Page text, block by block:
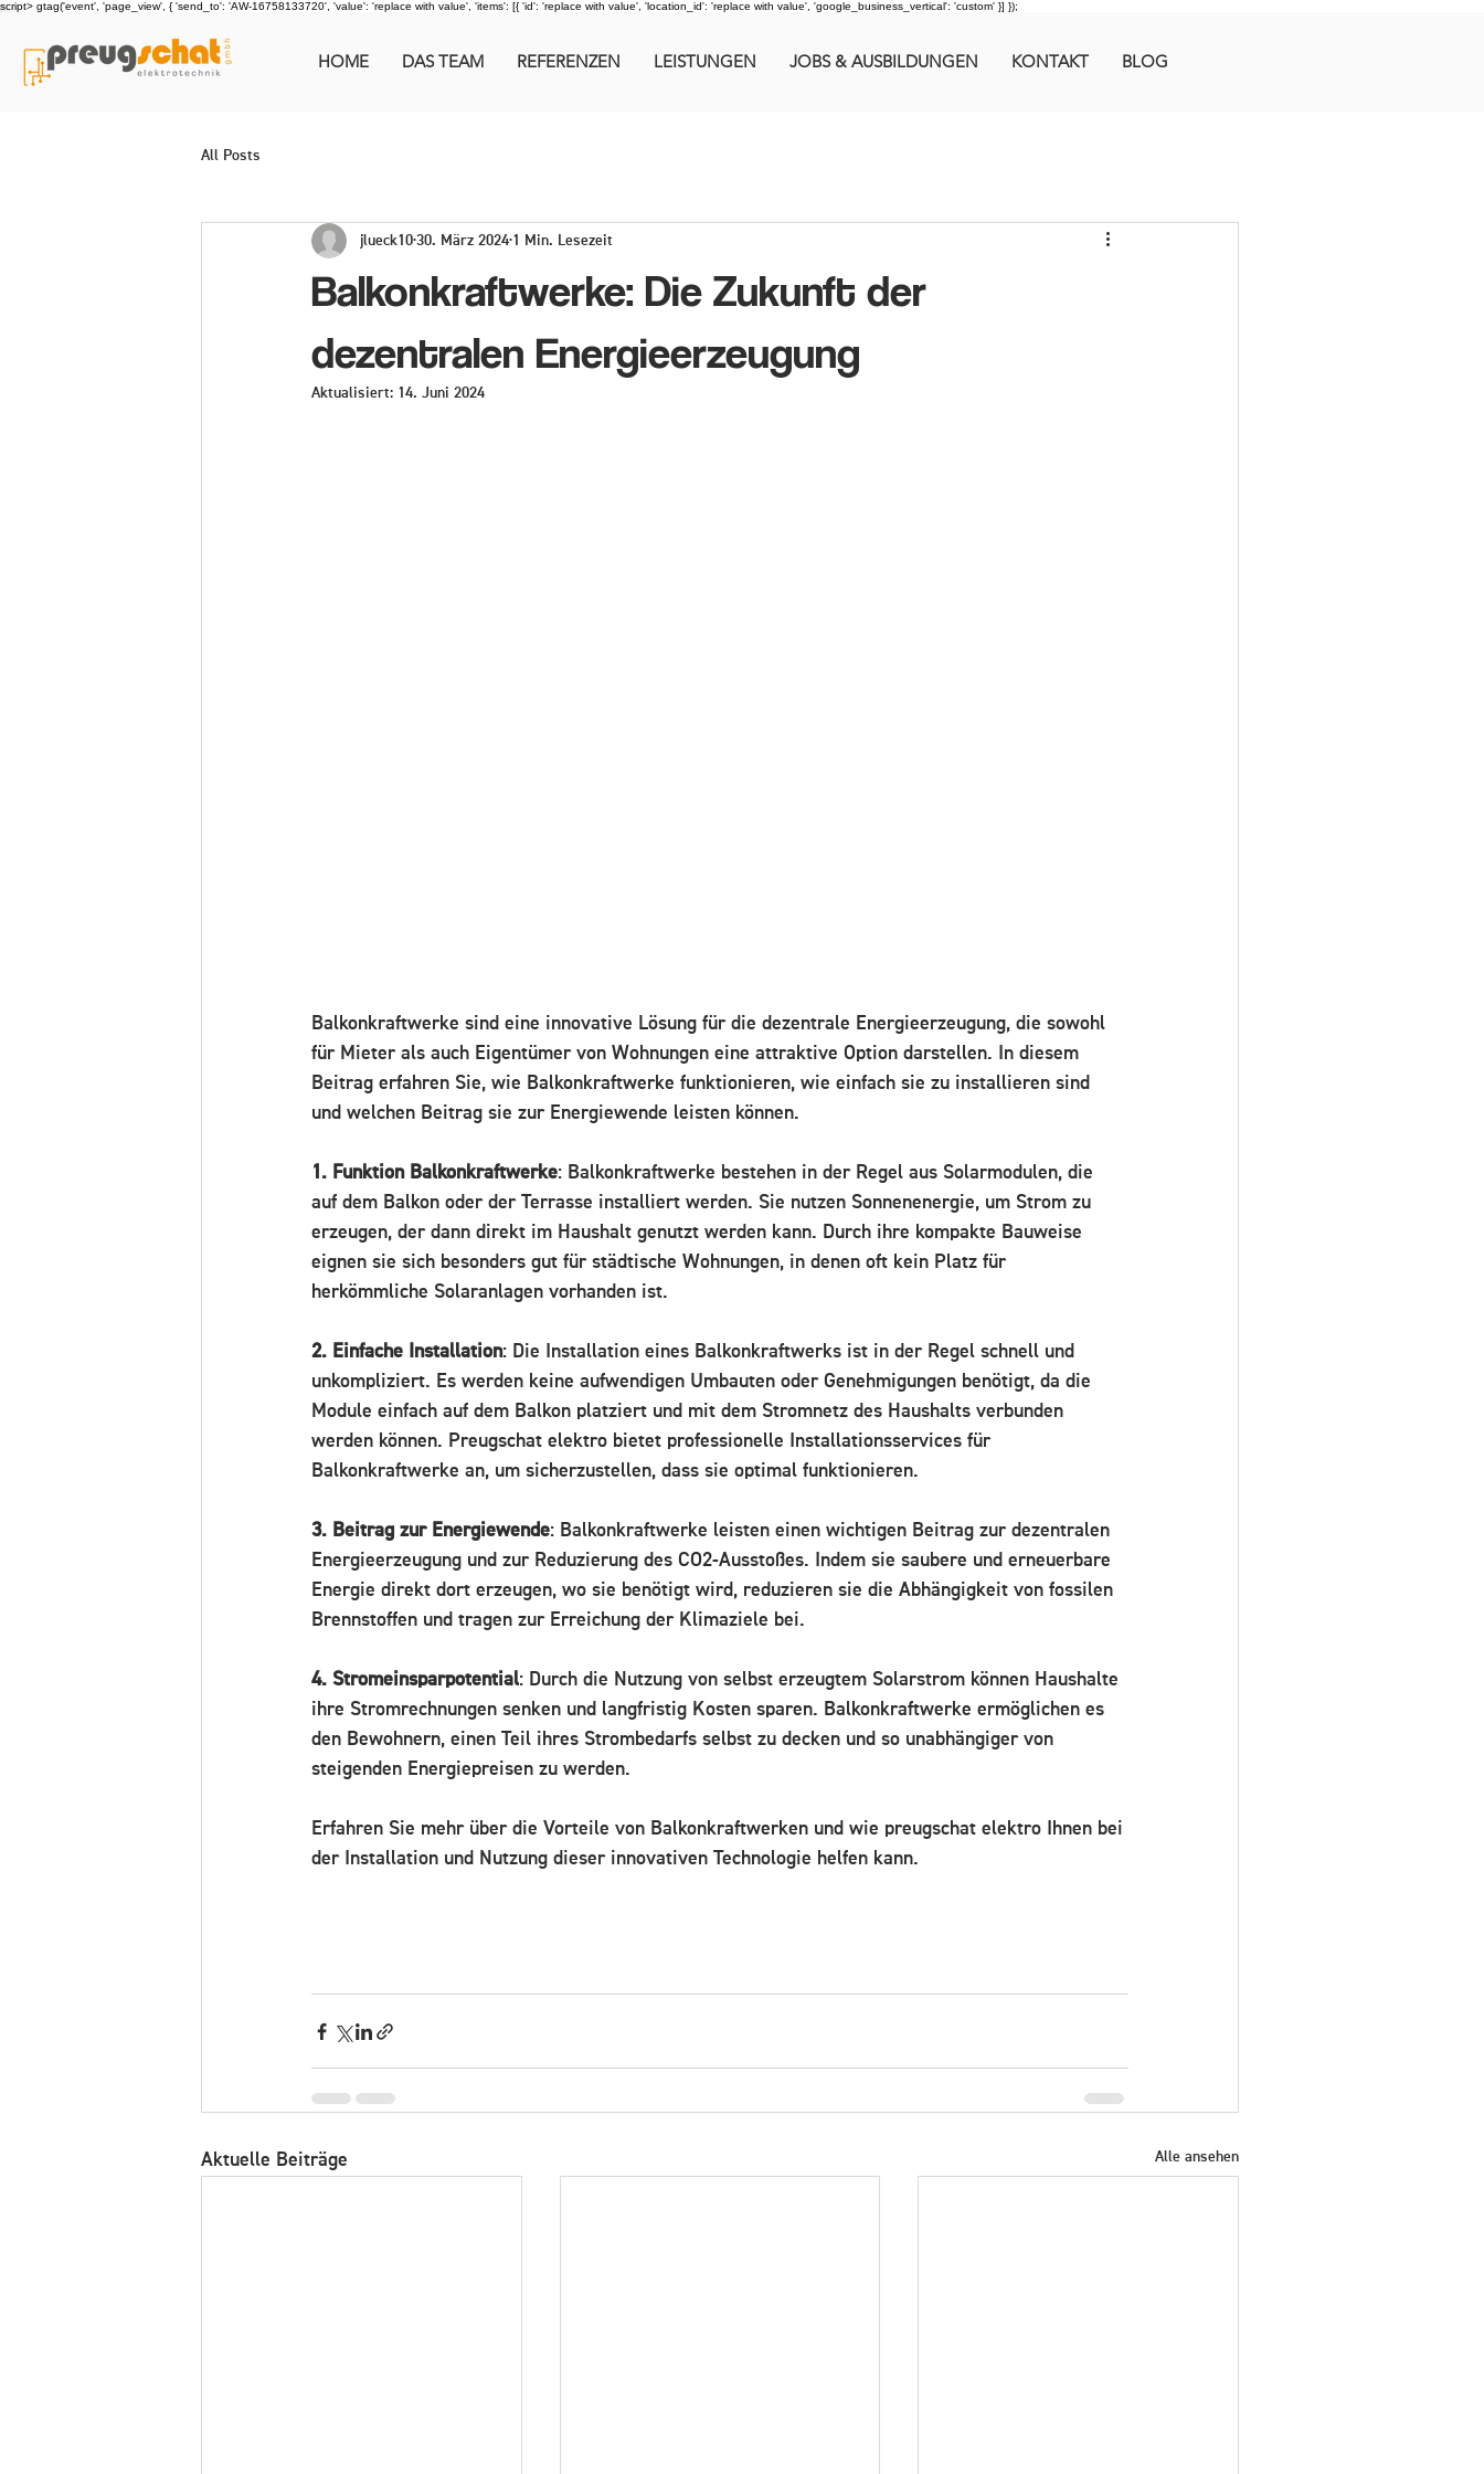
script> gtag('event', 'page_view', { 'send_to': 'AW-16758133720', 'value': 'replace with value', 'items': [{ 'id': 'replace with value', 'location_id': 'replace with value', 'google_business_vertical': 'custom' }] });
HOME DAS TEAM REFERENZEN LEISTUNGEN JOBS & AUSBILDUNGEN KONTAKT BLOG
All Posts
Balkonkraftwerke: Die Zukunft der
dezentralen Energieerzeugung
jlueck10 30. März 2024 1 Min. Lesezeit
Aktualisiert: 14. Juni 2024
Balkonkraftwerke sind eine innovative Lösung für die dezentrale Energieerzeugung, die sowohl
für Mieter als auch Eigentümer von Wohnungen eine attraktive Option darstellen. In diesem
Beitrag erfahren Sie, wie Balkonkraftwerke funktionieren, wie einfach sie zu installieren sind
und welchen Beitrag sie zur Energiewende leisten können.
1. Funktion Balkonkraftwerke: Balkonkraftwerke bestehen in der Regel aus Solarmodulen, die
auf dem Balkon oder der Terrasse installiert werden. Sie nutzen Sonnenenergie, um Strom zu
erzeugen, der dann direkt im Haushalt genutzt werden kann. Durch ihre kompakte Bauweise
eignen sie sich besonders gut für städtische Wohnungen, in denen oft kein Platz für
herkömmliche Solaranlagen vorhanden ist.
2. Einfache Installation: Die Installation eines Balkonkraftwerks ist in der Regel schnell und
unkompliziert. Es werden keine aufwendigen Umbauten oder Genehmigungen benötigt, da die
Module einfach auf dem Balkon platziert und mit dem Stromnetz des Haushalts verbunden
werden können. Preugschat elektro bietet professionelle Installationsservices für
Balkonkraftwerke an, um sicherzustellen, dass sie optimal funktionieren.
3. Beitrag zur Energiewende: Balkonkraftwerke leisten einen wichtigen Beitrag zur dezentralen
Energieerzeugung und zur Reduzierung des CO2-Ausstoßes. Indem sie saubere und erneuerbare
Energie direkt dort erzeugen, wo sie benötigt wird, reduzieren sie die Abhängigkeit von fossilen
Brennstoffen und tragen zur Erreichung der Klimaziele bei.
4. Stromeinsparpotential: Durch die Nutzung von selbst erzeugtem Solarstrom können Haushalte
ihre Stromrechnungen senken und langfristig Kosten sparen. Balkonkraftwerke ermöglichen es
den Bewohnern, einen Teil ihres Strombedarfs selbst zu decken und so unabhängiger von
steigenden Energiepreisen zu werden.
Erfahren Sie mehr über die Vorteile von Balkonkraftwerken und wie preugschat elektro Ihnen bei
der Installation und Nutzung dieser innovativen Technologie helfen kann.
Aktuelle Beiträge Alle ansehen